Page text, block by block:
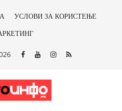
УСЛОВИ ЗА КОРИСТЕЊЕ